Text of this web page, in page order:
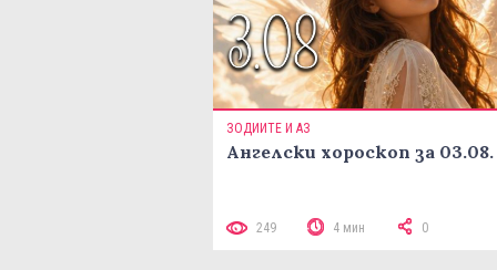
ЗОДИИТЕ И АЗ
Ангелски хороскоп за 03.08.
249 4 мин 0